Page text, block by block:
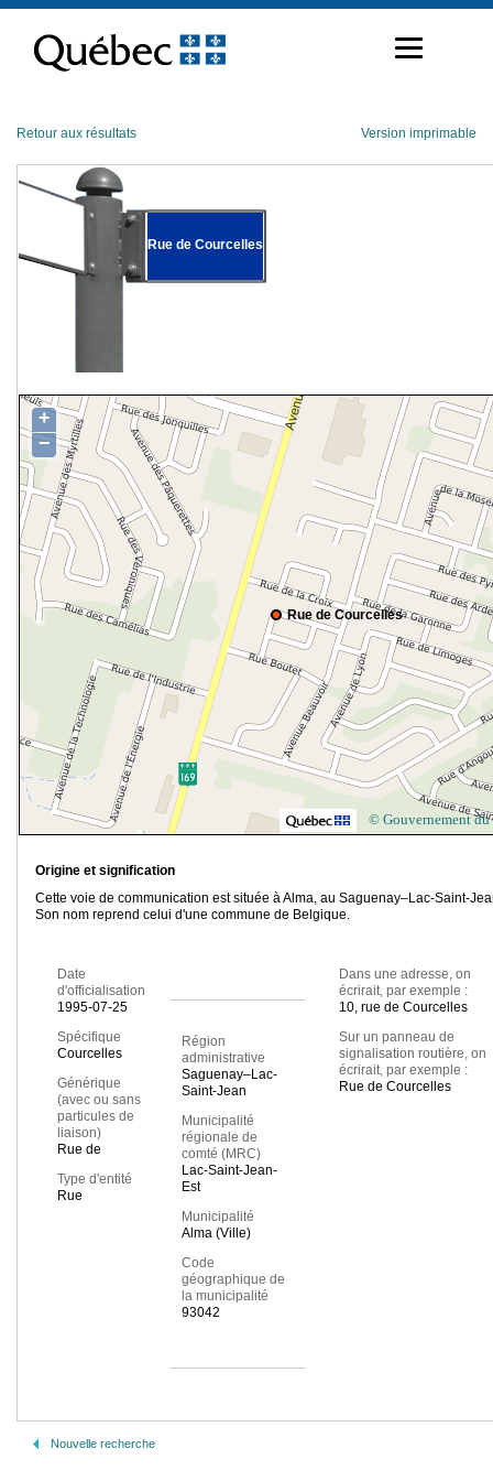
contenu
Retour aux résultats Version imprimable
Rue de Courcelles
Rue de Courcelles
+
−
© Gouvernement du
Origine et signification
Cette voie de communication est située à Alma, au Saguenay–Lac-Saint-
Son nom reprend celui d'une commune de Belgique.
Date
d'officialisation
1995-07-25
Spécifique
Courcelles
Générique
(avec ou sans
particules de
liaison)
Rue de
Type d'entité
Rue
Région
administrative
Saguenay–Lac-
Saint-Jean
Municipalité
régionale de
comté (MRC)
Lac-Saint-Jean-
Est
Municipalité
Alma (Ville)
Code
géographique de
la municipalité
93042
Dans une adresse, on
écrirait, par exemple :
10, rue de Courcelles
Sur un panneau de
signalisation routière, on
écrirait, par exemple :
Rue de Courcelles
Nouvelle recherche